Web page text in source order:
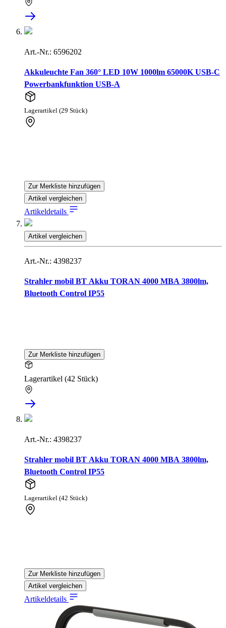
Art.-Nr.: 6596202
Akkuleuchte Fan 360° LED 10W 1000lm 65000K USB-C
Powerbankfunktion USB-A
Lagerartikel (29 Stück)
Zur Merkliste hinzufügen
Artikel vergleichen
Artikeldetails
Artikel vergleichen
Art.-Nr.: 4398237
Strahler mobil BT Akku TORAN 4000 MBA 3800lm,
Bluetooth Control IP55
Zur Merkliste hinzufügen
Lagerartikel (42 Stück)
Art.-Nr.: 4398237
Strahler mobil BT Akku TORAN 4000 MBA 3800lm,
Bluetooth Control IP55
Lagerartikel (42 Stück)
Zur Merkliste hinzufügen
Artikel vergleichen
Artikeldetails